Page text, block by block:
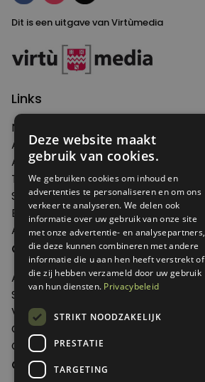
Dit is een uitgave van Virtùmedia
Links
Nieuws
Artikelen
Agenda
Thema's
Shop
Edities
Abonneren
Over Genoeg
Adverteren
Samenwerken
Verkooppunten
Over Genoeg
Contact
Contactgegevens
Deze website maakt
gebruik van cookies.
We gebruiken cookies om inhoud en
advertenties te personaliseren en om ons
verkeer te analyseren. We delen ook
informatie over uw gebruik van onze site
met onze advertentie- en analysepartners,
die deze kunnen combineren met andere
informatie die u aan hen heeft verstrekt of
die zij hebben verzameld door uw gebruik
van hun diensten. Privacybeleid
STRIKT NOODZAKELIJK
PRESTATIE
TARGETING